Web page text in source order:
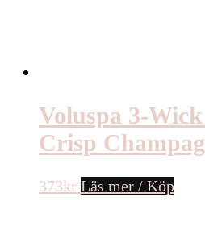
Voluspa 3-
Crisp
373kr Läs mer / Köp